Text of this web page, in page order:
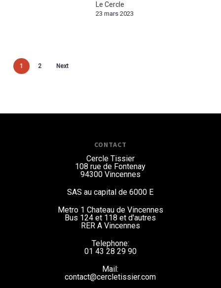
Le Cercle
23 mars 2023
1 2 Next
CONTACT
Cercle Tissier
108 rue de Fontenay
94300 Vincennes
SAS au capital de 6000 E
Metro 1 Chateau de Vincennes
Bus 124 et 118et d'autres
RER A Vincennes
Telephone:
01 43 28 29 90
Mail:
contact@cercletissier.com
Préinscriptions
ouvertes pour
la rentrée 2026
dès maintenant pour
septembre, en ligne
ou directement à
l’accueil du Cercle.
JOURNÉE PORTES OUVERTES
d’essai offert